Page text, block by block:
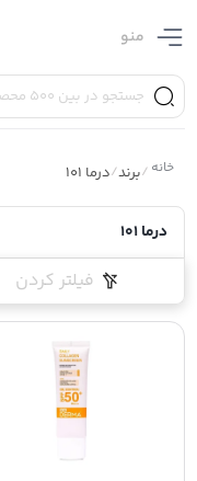
منو
خانه /برند/درما 101
درما 101
فیلتر کردن